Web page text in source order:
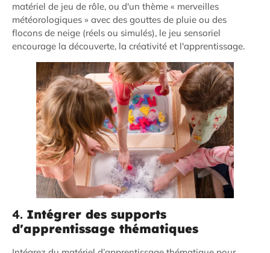
matériel de jeu de rôle, ou d'un thème « merveilles
météorologiques » avec des gouttes de pluie ou des
flocons de neige (réels ou simulés), le jeu sensoriel
encourage la découverte, la créativité et l'apprentissage.
4. Intégrer des supports
d'apprentissage thématiques